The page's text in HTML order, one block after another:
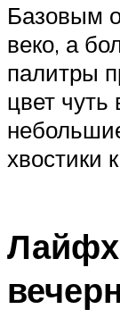
Базовым
веко, а
палитры
цвет
хвостики